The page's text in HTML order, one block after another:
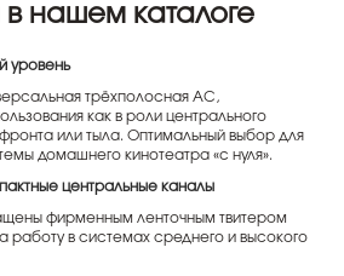
в нашем каталоге
уровень
трёхполосная АС,
как в роли центрального
или тыла. Оптимальный выбор для
домашнего кинотеатра «с нуля».
центральные каналы
фирменным ленточным твитером
работу в системах среднего и высокого